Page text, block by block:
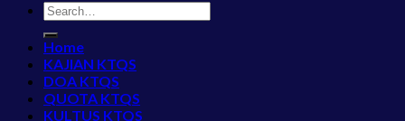
Home
KAJIAN KTQS
DOA KTQS
QUOTA KTQS
KULTUS KTQS